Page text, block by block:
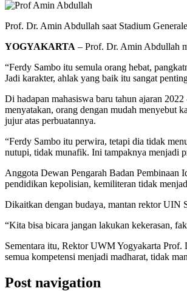
Prof. Dr. Amin Abdullah saat Stadium
YOGYAKARTA – Prof. Dr. Amin Abdullah
“Ferdy Sambo itu semula orang hebat,
Jadi karakter, ahlak yang baik itu sangat
Di hadapan mahasiswa baru tahun ajaran
menyatakan, orang dengan mudah menyebut
jujur atas perbuatannya.
“Ferdy Sambo itu perwira, tetapi dia tidak
nutupi, tidak munafik. Ini tampaknya menjadi
Anggota Dewan Pengarah Badan
pendidikan kepolisian, kemiliteran tidak
Dikaitkan dengan budaya, mantan rektor UIN
“Kita bisa bicara jangan lakukan kekerasan,
Sementara itu, Rektor UWM Yogyakarta Prof.
semua kompetensi menjadi madharat, tidak
Post navigation